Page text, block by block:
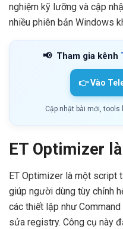
nghiệm kỹ lưỡng và cập
nhiều phiên bản Windows
📢 Tham gia kênh
👉 Vào
Cập nhật bài mới,
ET Optimizer
ET Optimizer là một script
giúp người dùng tùy chỉnh
các thiết lập như
sửa registry. Công cụ này